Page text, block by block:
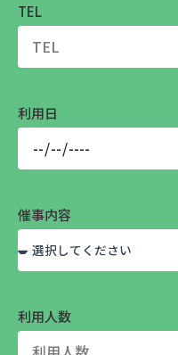
TEL
利用日
催事内容
利用人数